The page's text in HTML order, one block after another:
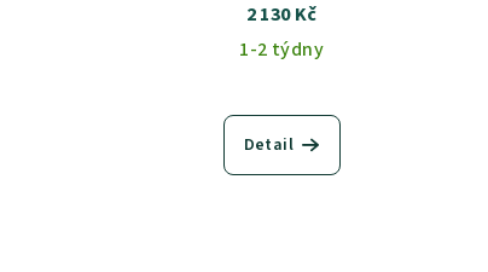
2 130 Kč
1-2 týdny
Detail